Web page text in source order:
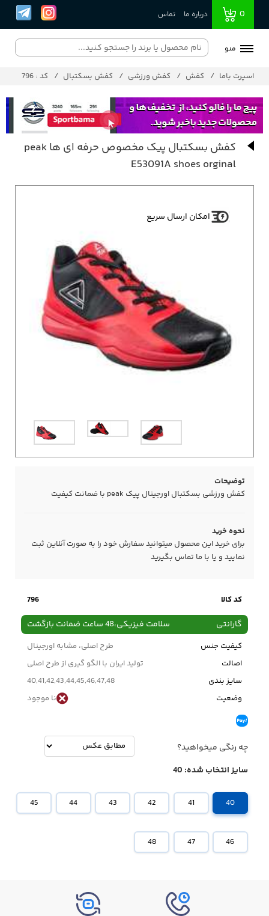
0 درباره ما تماس
منو
اسپرت باما کفش کفش ورزشی کفش بسکتبال کد : 796
کفش بسکتبال پیک مخصوص حرفه ای ها peak
E53091A shoes orginal
امکان ارسال سریع
توضیحات
کفش ورزشی بسکتبال اورجینال پیک peak با ضمانت کیفیت
نحوه خرید
برای خرید این محصول میتوانید سفارش خود را به صورت آنلاین ثبت
نمایید و یا با ما تماس بگیرید
کد کالا 796
گارانتی سلامت فیزیکی،48 ساعت ضمانت بازگشت
کیفیت جنس
طرح اصلی، مشابه اورجینال
اصالت
تولید ایران با الگو گیری از طرح اصلی
سایز بندی
40,41,42,43,44,45,46,47,48
وضعیت
نا موجود
چه رنگی میخواهید؟
سایز انتخاب شده: 40
40
41
42
43
44
45
46
47
48